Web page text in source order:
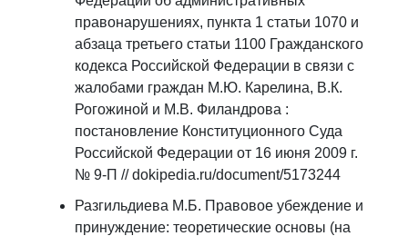
правонарушениях, пункта 1 статьи 1070 и
абзаца третьего статьи 1100 Гражданского
кодекса Российской Федерации в связи с
жалобами граждан М.Ю. Карелина, В.К.
Рогожиной и М.В. Филандрова :
постановление Конституционного Суда
Российской Федерации от 16 июня 2009 г.
№ 9-П // dokipedia.ru/document/5173244
Разгильдиева М.Б. Правовое убеждение и
принуждение: теоретические основы (на